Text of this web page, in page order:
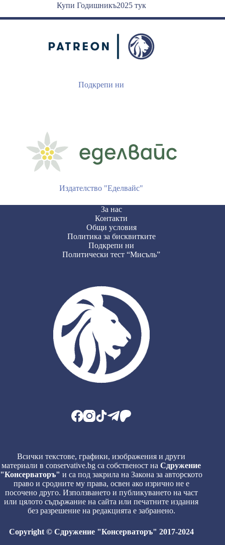
Купи Годишникъ2025 тук
Подкрепи ни
Издателство "Еделвайс"
За нас
Контакти
Общи условия
Политика за бисквитките
Подкрепи ни
Политически тест “Мисъль”
Всички текстове, графики, изображения и други
материали в conservative.bg са собственост наСдружение
"Консерваторъ" и са под закрила на Закона за авторското
право и сродните му права, освен ако изрично не е
посочено друго. Използването и публикуването на част
или цялото съдържание на сайта или печатните издания
без разрешение на редакцията е забранено.
Copyright © Сдружение "Консерваторъ" 2017-2024